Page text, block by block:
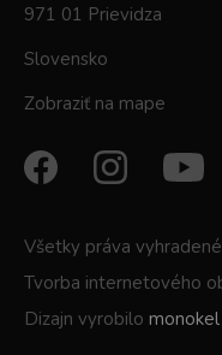
971 01 Prievidza
Slovensko
Zobraziť na mape
Všetky práva
Tvorba internetového
Dizajn vyrobilo